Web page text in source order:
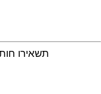
תשאירו